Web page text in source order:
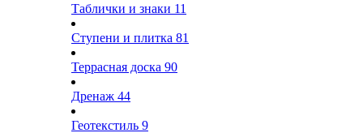
Таблички и знаки 11
Ступени и плитка 81
Террасная доска 90
Дренаж 44
Геотекстиль 9